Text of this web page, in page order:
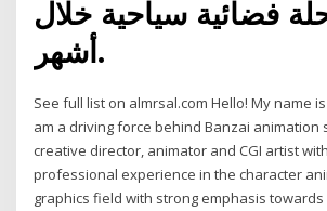
فضائية سياحية خلال
أشهر.
See full list on almrsal.com Hello! My name
am a driving force behind Banzai animation
creative director, animator and CGI artist
professional experience in the character
graphics field with strong emphasis towards